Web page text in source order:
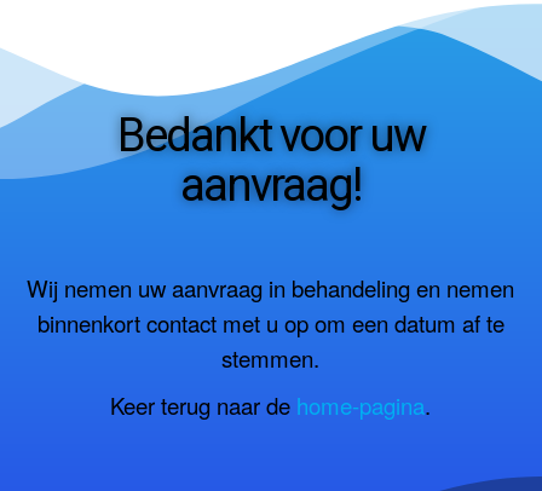
Bedankt voor uw
aanvraag!
Wij nemen uw aanvraag in behandeling en nemen
binnenkort contact met u op om een datum af te
stemmen.
Keer terug naar de home-pagina.